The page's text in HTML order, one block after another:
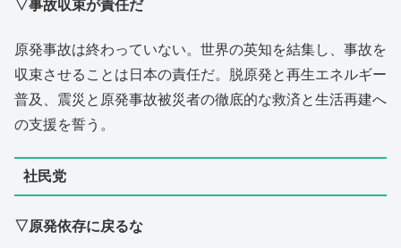
▽事故収束が責任だ
原発事故は終わっていない。世界の英知を結集し、事故を
収束させることは日本の責任だ。脱原発と再生エネルギー
普及、震災と原発事故被災者の徹底的な救済と生活再建へ
の支援を誓う。
社民党
▽原発依存に戻るな